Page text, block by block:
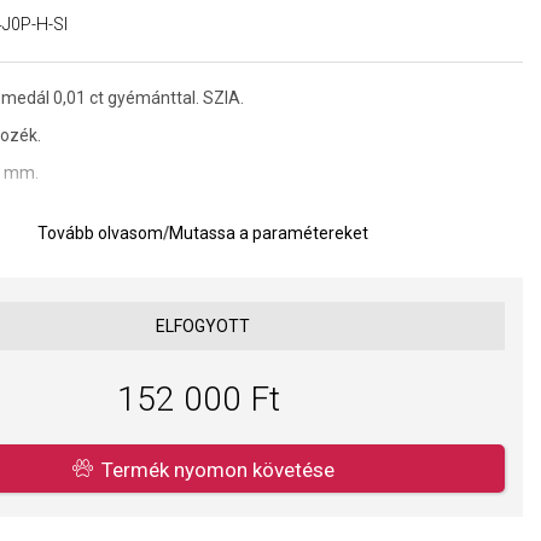
H-SI
0,01 ct gyémánttal. SZIA.
Tovább olvasom/Mutassa a paramétereket
ELFOGYOTT
152 000 Ft
Termék nyomon követése